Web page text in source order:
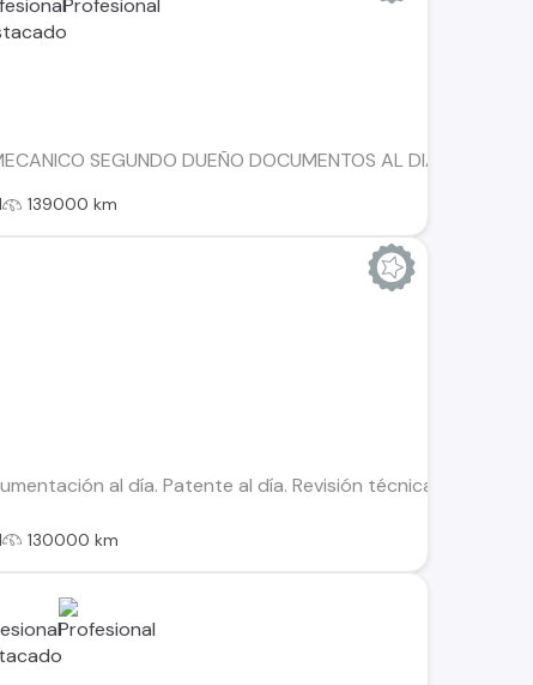
SEGUNDO DUEÑO DOCUMENTOS AL DIA SIN
139000 km
al día. Patente al día. Revisión técnica al día.
130000 km